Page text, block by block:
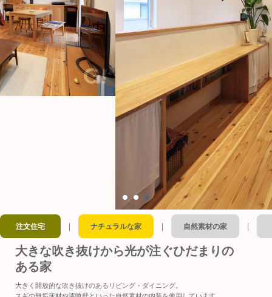
注文住宅 ｜ ナチュラルな家 ｜ 自然素材の家 ｜
大きな吹き抜けから光が注ぐひだまりの
ある家
大きく開放的な吹き抜けのあるリビング・ダイニング。